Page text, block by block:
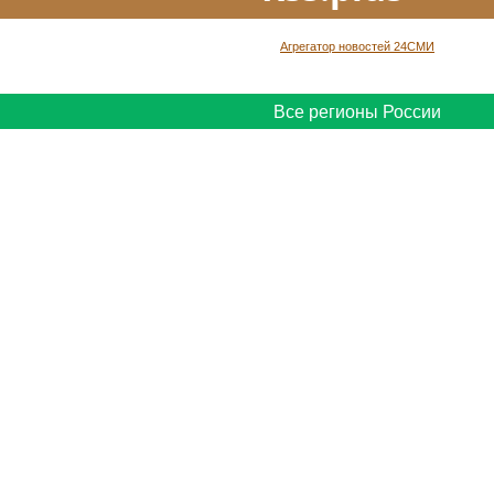
Агрегатор новостей 24СМИ
Все регионы России